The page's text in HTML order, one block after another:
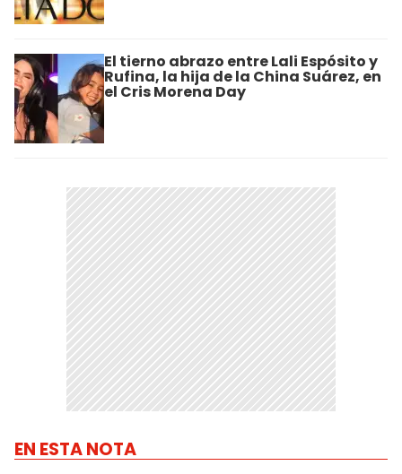
El tierno abrazo entre Lali Espósito y
Rufina, la hija de la China Suárez, en
el Cris Morena Day
EN ESTA NOTA